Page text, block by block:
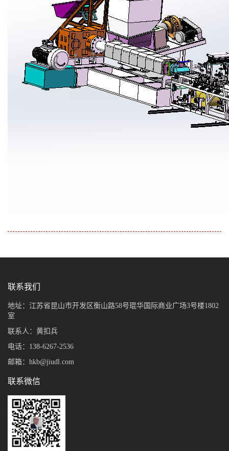
联系我们
地址：江苏省昆山市开发区衡山路58号琨华国际商业广场3号楼1802
室
联系人：黄扣兵
电话：138-6267-2536
邮箱：hkb@jiudl.com
联系微信